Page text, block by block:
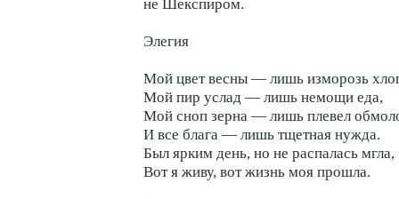
не Шекспиром.
Элегия
Мой цвет весны — лишь изморозь
Мой пир услад — лишь немощи еда,
Мой сноп зерна — лишь плевел
И все блага — лишь тщетная нужда.
Был ярким день, но не распалась мгла,
Вот я живу, вот жизнь моя прошла.